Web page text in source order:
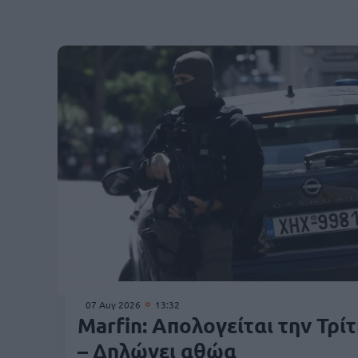
07 Αυγ 2026 13:32
Marfin: Απολογείται την
– Δηλώνει αθώα